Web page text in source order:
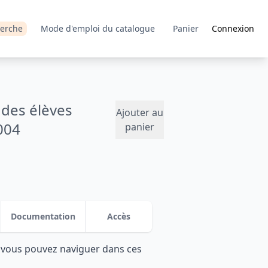
Mode d'emploi du catalogue Panier Connexion
élèves
Ajouter au
panier
Documentation Accès
pouvez naviguer dans ces